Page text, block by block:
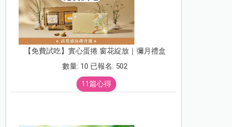
【免費試吃】實心蛋捲 窗花綻放｜彌月禮盒
數量: 10 已報名: 502
11篇心得